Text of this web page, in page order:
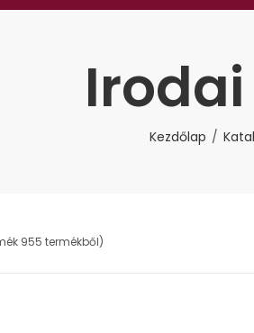
Kezdőlap
955 termékből)